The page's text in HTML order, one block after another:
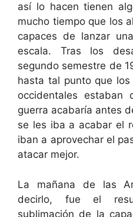
así lo hacen tienen
mucho tiempo que los
capaces de lanzar
escala. Tras los
segundo semestre de
hasta tal punto que
occidentales estaban
guerra acabaría antes
se les iba a acabar el
iban a aprovechar el
atacar mejor.
La mañana de las
decirlo, fue el
sublimación de la